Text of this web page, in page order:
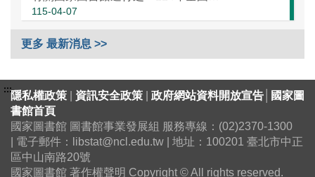
115-04-07
更多 最新消息 >>
:::隱私權政策 資訊安全政策 政府網站資料開放宣告
國家圖
書館首頁
國家圖書館 圖書館事業發展組 服務專線：(02)2370-1300
| 電子郵件：libstat@ncl.edu.tw | 地址：100201 臺北市中正
區中山南路20號
國家圖書館 著作權聲明 Copyright © All rights reserved.